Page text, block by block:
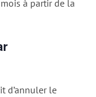
à partir de la
d’annuler le